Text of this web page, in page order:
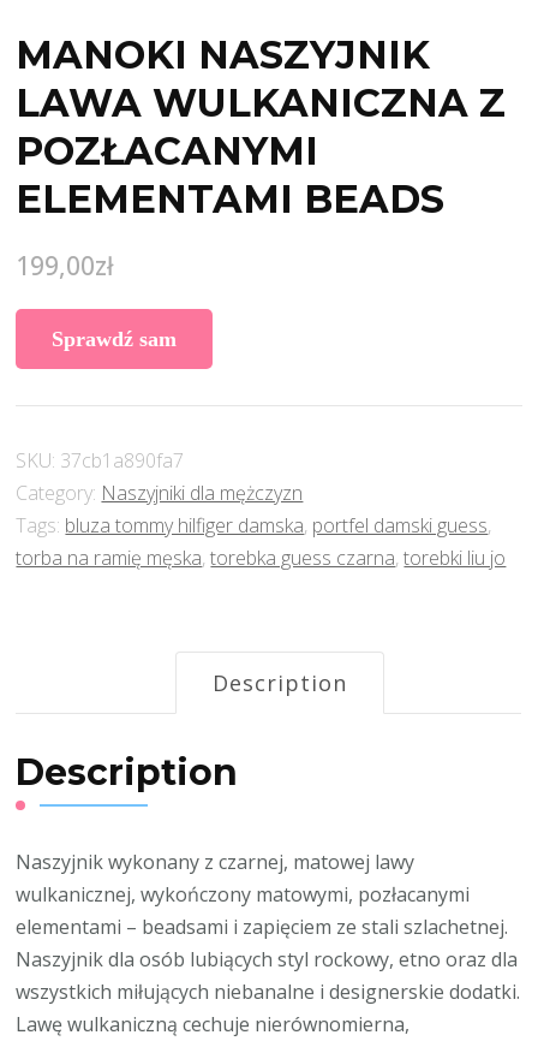
MANOKI NASZYJNIK
LAWA WULKANICZNA Z
POZŁACANYMI
ELEMENTAMI BEADS
199,00zł
Sprawdź sam
SKU: 37cb1a890fa7
Category: Naszyjniki dla mężczyzn
Tags: bluza tommy hilfiger damska, portfel damski guess,
torba na ramię męska,torebka guess czarna,torebki liu jo
Description
Description
Naszyjnik wykonany z czarnej, matowej lawy
wulkanicznej, wykończony matowymi, pozłacanymi
elementami – beadsami i zapięciem ze stali szlachetnej.
Naszyjnik dla osób lubiących styl rockowy, etno oraz dla
wszystkich miłujących niebanalne i designerskie dodatki.
Lawę wulkaniczną cechuje nierównomierna,